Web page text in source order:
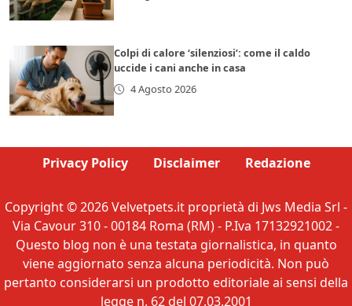
Colpi di calore ‘silenziosi’: come il caldo
uccide i cani anche in casa
4 Agosto 2026
Privacy Policy Disclaimer Redazione
Copyright © 2026 Velvetpets.it proprietà di Jws Media Srl -
Via Cavour 310 - 00184 Roma (RM) - P.Iva 17132921002 -
Questo blog non è una testata giornalistica, in quanto
viene aggiornato senza alcuna periodicità. Non può
pertanto considerarsi un prodotto editoriale ai sensi della
legge n. 62 del 07.03.2001